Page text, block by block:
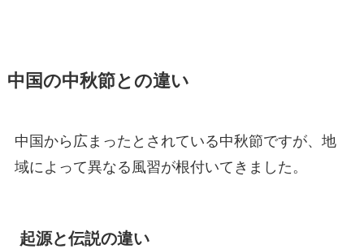
中国の中秋節との違い
中国から広まったとされている中秋節ですが、地
域によって異なる風習が根付いてきました。
起源と伝説の違い